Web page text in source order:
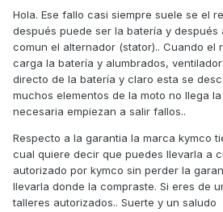
Hola. Ese fallo casi siempre suele se el
después puede ser la batería y después
comun el alternador (stator).. Cuando el
carga la batería y alumbrados,
directo de la batería y claro esta se
muchos elementos de la moto no llega
necesaria empiezan a salir fallos..
Respecto a la garantia la marca kymco
cual quiere decir que puedes llevarla a
autorizado por kymco sin perder la
llevarla donde la compraste. Si eres de
talleres autorizados.. Suerte y un saludo